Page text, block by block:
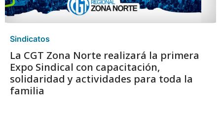
Sindicatos
La CGT Zona Norte realizará la primera
Expo Sindical con capacitación,
solidaridad y actividades para toda la
familia